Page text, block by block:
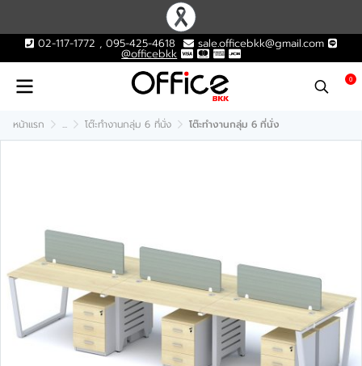
02-117-1772 , 095-425-4618 sale.officebkk@gmail.com
@officebkk
0
หน้าแรก ... โต๊ะทำงานกลุ่ม 6 ที่นั่ง โต๊ะทำงานกลุ่ม 6 ที่นั่ง